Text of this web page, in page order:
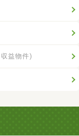
益物件)